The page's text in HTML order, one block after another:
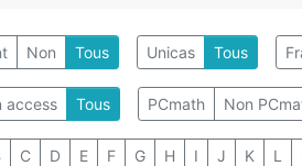
Non Tous Unicas Tous
access Tous PCmath Non
C D E F G H I J K L